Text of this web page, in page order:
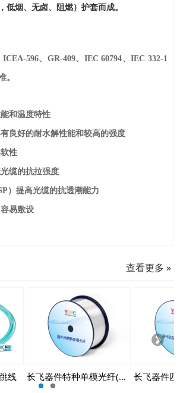
低烟、无卤、阻燃）护套而成。
596、GR-409、IEC 60794、IEC 332-1
。
和温度特性
良好的耐水解性能和较高的强度
性
缆的抗拉强度
）提高光缆的抗透潮能力
易敷设
查看更多 »
线 长飞器件特种单模光纤(PH-SMF)